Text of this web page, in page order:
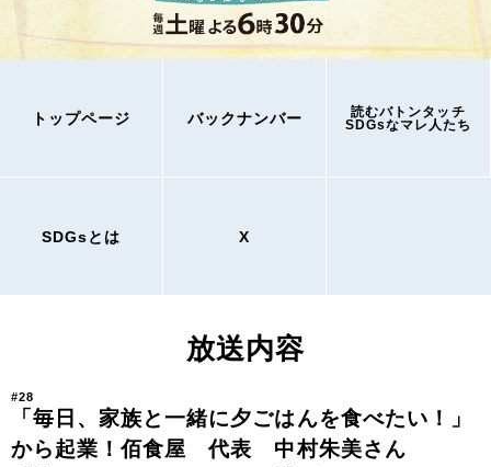
トップページ バックナンバー
読むバトンタッチ
SDGsなマレ人たち
SDGsとは X
放送内容
#28
「毎日、家族と一緒に夕ごはんを食べたい！」
から起業！佰食屋 代表 中村朱美さん